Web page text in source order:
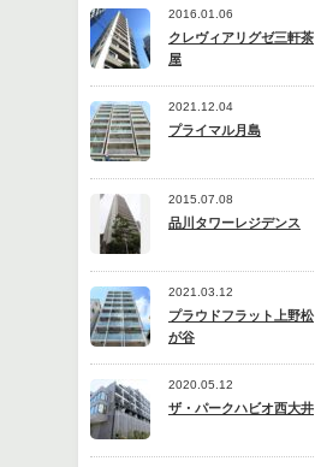
2016.01.06
クレヴィアリグゼ三軒茶
屋
2021.12.04
プライマル月島
2015.07.08
品川タワーレジデンス
2021.03.12
プラウドフラット上野松
が谷
2020.05.12
ザ・パークハビオ西大井